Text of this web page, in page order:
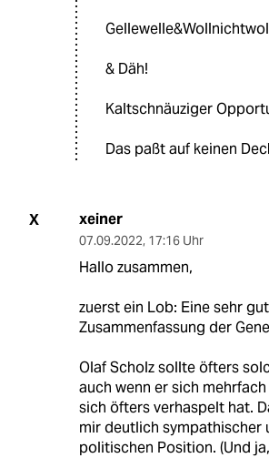
& Däh!
Kaltschnäuziger
Das paßt auf keinen
X xeiner
07.09.2022, 17:16 Uhr
Hallo zusammen,
zuerst ein Lob: Eine sehr
Zusammenfassung der
Olaf Scholz sollte öfters
auch wenn er sich
sich öfters verhaspelt hat.
mir deutlich sympathischer
politischen Position. (Und